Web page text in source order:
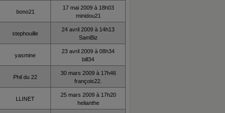
bono21
17 mai 2009 à 18h03
minidou21
stephouille
24 avril 2009 à 14h13
SamBiz
yasmine
23 avril 2009 à 08h34
bill34
Phil du 22
30 mars 2009 à 17h46
françois22.
LLINET
25 mars 2009 à 17h20
helianthe